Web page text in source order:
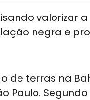
valorizar
negra e
de terras na
Paulo.